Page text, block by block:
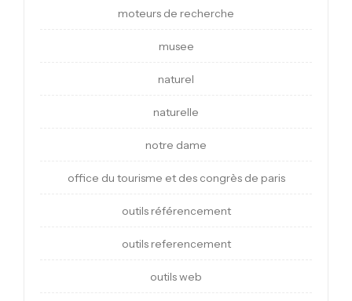
moteurs de recherche
musee
naturel
naturelle
notre dame
office du tourisme et des congrès de paris
outils référencement
outils referencement
outils web